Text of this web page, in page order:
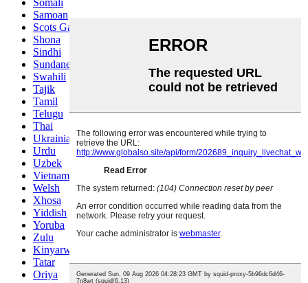
Somali
Samoan
Scots Gaelic
Shona
Sindhi
Sundanese
Swahili
Tajik
Tamil
Telugu
Thai
Ukrainian
Urdu
Uzbek
Vietnamese
Welsh
Xhosa
Yiddish
Yoruba
Zulu
Kinyarwanda
Tatar
Oriya